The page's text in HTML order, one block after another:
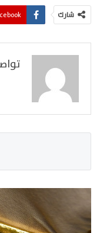
شارك